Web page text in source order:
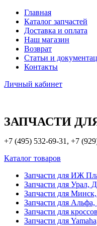
Главная
Каталог запчастей
Доставка и оплата
Наш магазин
Возврат
Статьи и
Контакты
Личный кабинет
ЗАПЧАСТИ
+7 (495) 532-69-31, +7
Каталог товаров
Запчасти для ИЖ
Запчасти для Урал,
Запчасти для
Запчасти для
Запчасти для
Запчасти для